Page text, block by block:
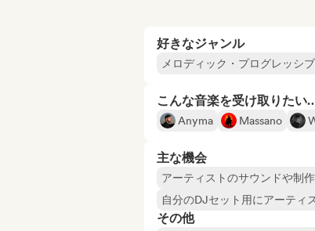
好きなジャンル
メロディック・プログレッシ
こんな音楽を受け取りたい
Anyma Massano
主な機会
アーティストのサウンドや制
自分のDJセット用にアーティ
その他